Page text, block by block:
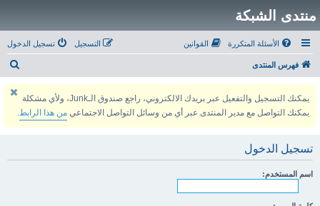
منتدى الشبكة
الأسئلة المتكررة القوانين تسجيل الدخول التسجيل
فهرس المنتدى
يمكنك التسجيل والتفعيل عبر بريدك الالكتروني، راجع صندوق الـJunk، ولأي مشكلة
يمكنك التواصل مع مدير المنتدى عبر أي من وسائل التواصل الاجتماعي من هذا الرابط.
تسجيل الدخول
اسم المستخدم: